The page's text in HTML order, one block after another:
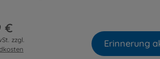
€
zzgl.
Erinnerung